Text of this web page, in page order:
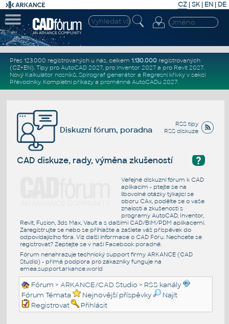
CZ | SK| EN | DE
Přes 123.000 registrovaných u nás, celkem 1.130.000registrovaných
(CZ+EN). Tipy pro AutoCAD 2027, pro Inventor 2027a pro Revit 2027.
Nový Kalkulátor nosníků, Spirograf generátor a Regresní křivkyv sekci
Převodníky. Kompletní příkazya proměnné AutoCADu 2027.
RSS tipy
RSS diskuze
Diskuzní fórum, poradna
?
CAD diskuze, rady, výměna zkušeností
Veřejné diskuzní fórum k CAD
aplikacím - ptejte se na
libovolné otázky týkající se
oboru CAx, podělte se o vaše
znalosti a zkušenosti s
programy AutoCAD, Inventor,
Revit, Fusion, 3ds Max, Vault a s dalšími CAD/BIM/PDM aplikacemi.
Zaregistrujte se nebo se přihlašte a zašlete váš příspěvek do
odpovídajícího fóra. Viz další informace o CAD Fóru. Nechcete se
registrovat? Zeptejte se v naší Facebook poradně.
Fórum nenahrazuje technický support firmy ARKANCE (CAD
Studio) - přímá podpora pro zákazníky funguje na
emea.support.arkance.world
Fórum >ARKANCE/CAD Studio > RSS kanály
Fórum Témata
Nejnovější příspěvky
Najít
Registrovat
Přihlásit